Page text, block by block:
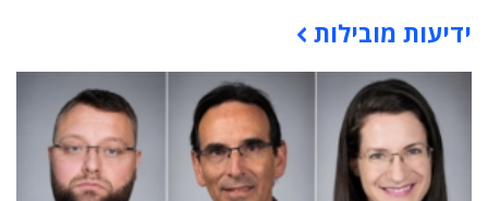
תוכן פרסומי
ידיעות מובילות